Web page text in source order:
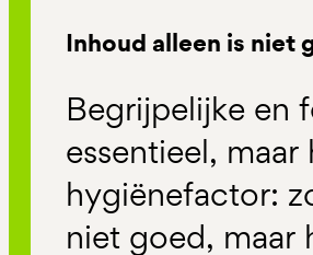
Inhoud alleen is niet
Begrijpelijke en
essentieel,
hygiënefactor:
niet goed, maar